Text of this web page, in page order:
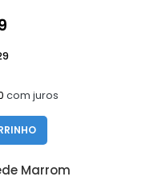
com juros
Marrom